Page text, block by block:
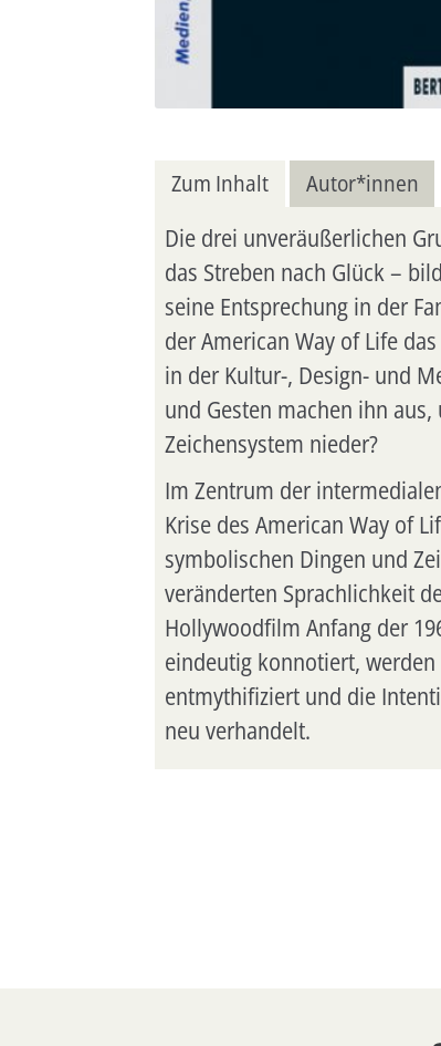
Zum Inhalt Autor*innen
Die drei unveräußerlichen
das Streben nach Glück –
seine Entsprechung in der
der American Way of Life
in der Kultur-, Design- und
und Gesten machen ihn
Zeichensystem nieder?
Im Zentrum der
Krise des American Way of
symbolischen Dingen und
veränderten Sprachlichkeit
Hollywoodfilm Anfang der
eindeutig konnotiert,
entmythifiziert und die
neu verhandelt.